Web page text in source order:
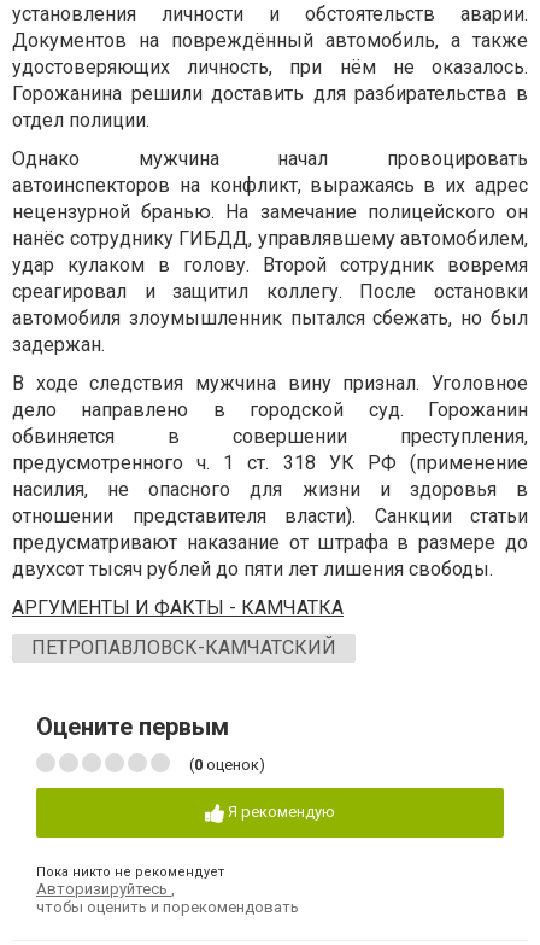
установления личности и обстоятельств аварии.
Документов на повреждённый автомобиль, а также
удостоверяющих личность, при нём не оказалось.
Горожанина решили доставить для разбирательства в
отдел полиции.
Однако мужчина начал провоцировать
автоинспекторов на конфликт, выражаясь в их адрес
нецензурной бранью. На замечание полицейского он
нанёс сотруднику ГИБДД, управлявшему автомобилем,
удар кулаком в голову. Второй сотрудник вовремя
среагировал и защитил коллегу. После остановки
автомобиля злоумышленник пытался сбежать, но был
задержан.
В ходе следствия мужчина вину признал. Уголовное
дело направлено в городской суд. Горожанин
обвиняется в совершении преступления,
предусмотренного ч. 1 ст. 318 УК РФ (применение
насилия, не опасного для жизни и здоровья в
отношении представителя власти). Санкции статьи
предусматривают наказание от штрафа в размере до
двухсот тысяч рублей до пяти лет лишения свободы.
АРГУМЕНТЫ И ФАКТЫ - КАМЧАТКА
ПЕТРОПАВЛОВСК-КАМЧАТСКИЙ
Оцените первым
(0 оценок)
Я рекомендую
Пока никто не рекомендует
Авторизируйтесь
чтобы оценить и порекомендовать